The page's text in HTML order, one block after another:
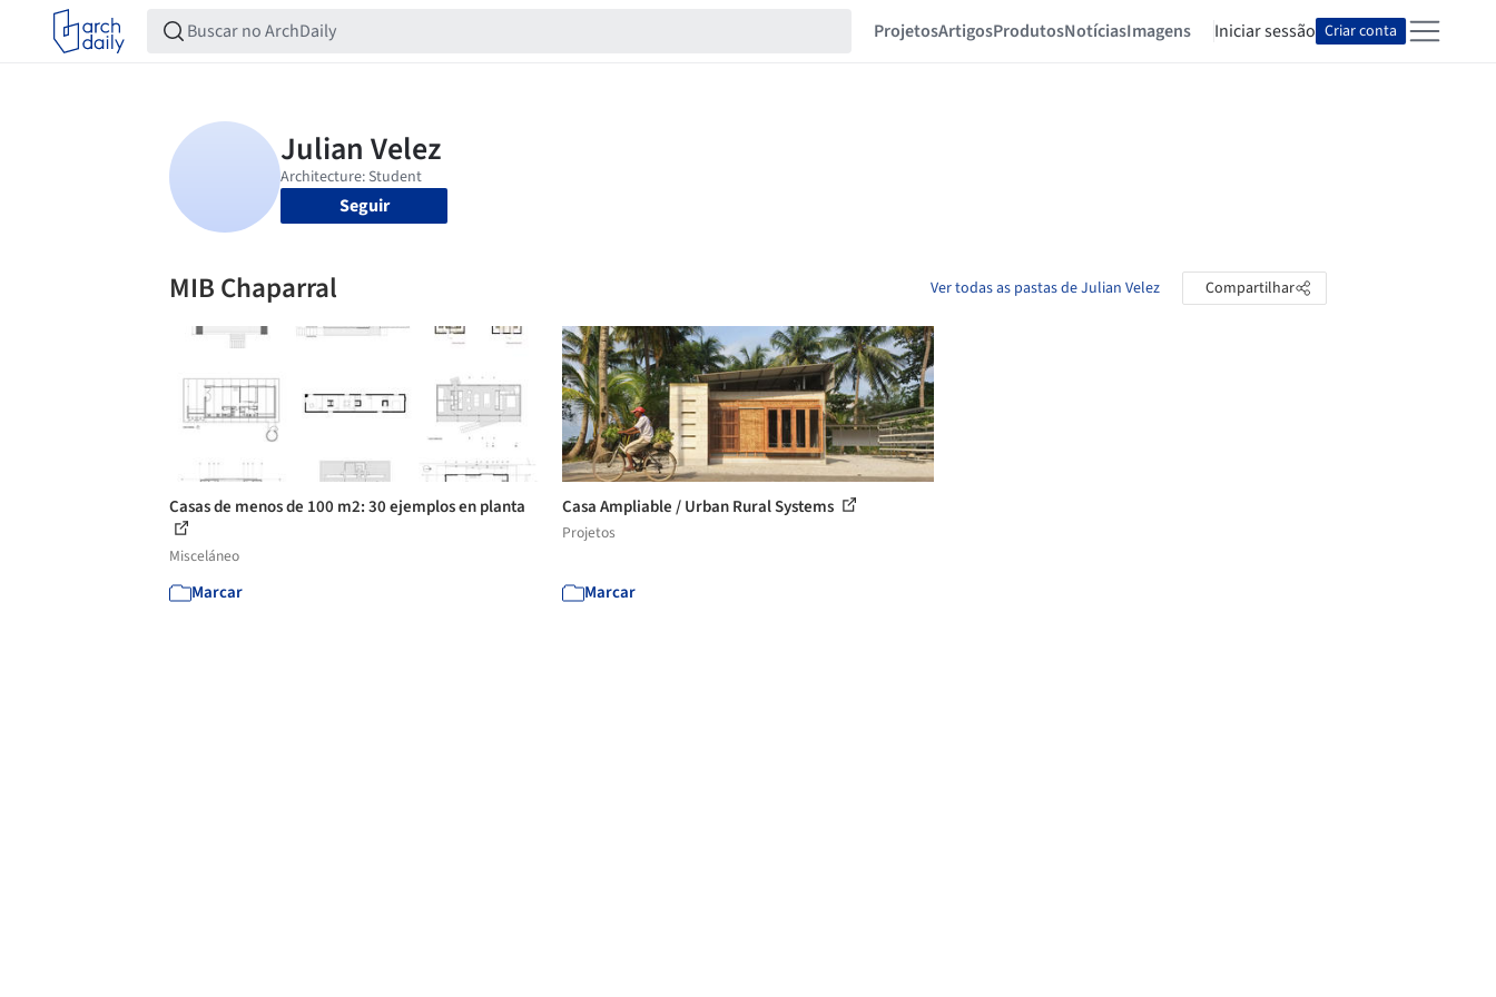
ProjetosArtigosProdutosNotíciasImagens Iniciar sessão Criar conta
Seguir
MIB Chaparral Ver todas as pastas de Julian Velez Compartilhar
Casas de menos de 100 m2: 30 ejemplos en planta
Misceláneo
Marcar
Casa Ampliable / Urban Rural Systems
Projetos
Marcar